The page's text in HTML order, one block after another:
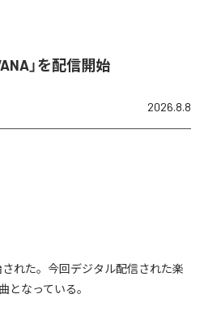
」を配信開始
2026.8.8
された。今回デジタル配信された楽
となっている。